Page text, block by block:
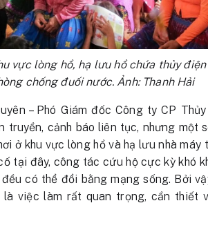
vực lòng hồ, hạ lưu hồ chứa thủy điện
chống đuối nước. Ảnh: Thanh Hải
– Phó Giám đốc Công ty CP
truyền, cảnh báo liên tục, nhưng một
ở khu vực lòng hồ và hạ lưu nhà máy
tại đây, công tác cứu hộ cực kỳ khó
có thể đổi bằng mạng sống. Bởi
việc làm rất quan trọng, cần thiết